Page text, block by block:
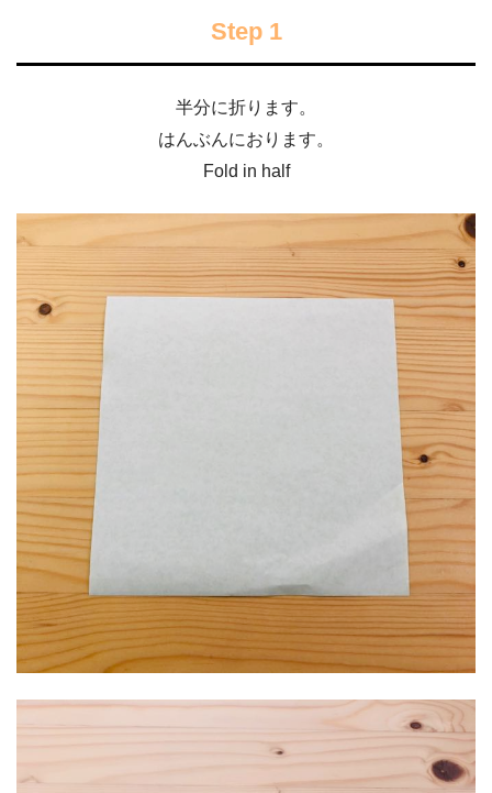
Step 1
半分に折ります。
はんぶんにおります。
Fold in half